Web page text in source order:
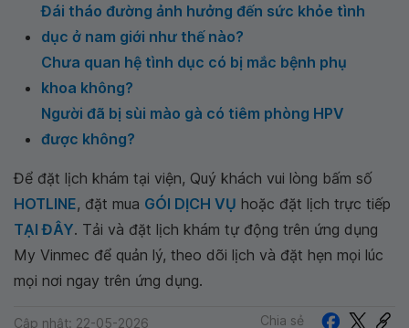
Đái tháo đường ảnh hưởng đến sức khỏe tình
dục ở nam giới như thế nào?
Chưa quan hệ tình dục có bị mắc bệnh phụ
khoa không?
Người đã bị sùi mào gà có tiêm phòng HPV
được không?
Để đặt lịch khám tại viện, Quý khách vui lòng bấm số
HOTLINE, đặt mua GÓI DỊCH VỤ hoặc đặt lịch trực tiếp
TẠI ĐÂY. Tải và đặt lịch khám tự động trên ứng dụng
My Vinmec để quản lý, theo dõi lịch và đặt hẹn mọi lúc
mọi nơi ngay trên ứng dụng.
Cập nhật: 22-05-2026 Chia sẻ